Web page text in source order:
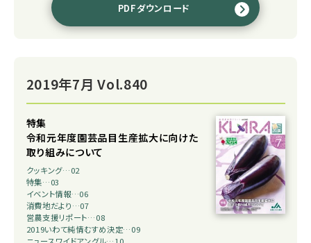
PDFダウンロード
2019年7月 Vol.840
特集
令和元年度園芸品目生産拡大に向けた
取り組みについて
クッキング…02
特集…03
イベント情報…06
消費地だより…07
営農支援リポート…08
2019いわて純情むすめ決定…09